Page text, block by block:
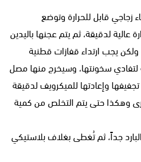
زجاجي قابل للحرارة وتوضع
عالية لدقيقة، ثم يتم عجنها باليدين
ولكن يجب ارتداء قفازات قطنية
لتفادي سخونتها، وسيخرج منها مصل
تجفيفها وإعادتها للميكرويف لدقيقة
وهكذا حتى يتم التخلص من كمية
البارد جداً، ثم تُغطى بغلاف بلاستيكي